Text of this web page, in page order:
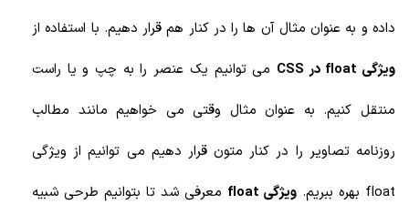
داده و به عنوان مثال آن ها را در کنار هم قرار دهیم. با استفاده از
ویژگی float در CSS
می توانیم یک عنصر را به چپ و یا راست
منتقل کنیم. به عنوان مثال وقتی می خواهیم مانند مطالب
روزنامه تصاویر را در کنار متون قرار دهیم می توانیم از ویژگی
float بهره ببریم.
ویژگی float
معرفی شد تا بتوانیم طرحی شبیه